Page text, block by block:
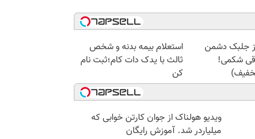
جلبک دشمن
شکمی!
استعلام بیمه بدنه و شخص
ثالث با یدک دات کام؛ثبت نام
کن
ویدیو هولناک از جوان کارتن خوابی که
میلیاردر شد. آموزش رایگان